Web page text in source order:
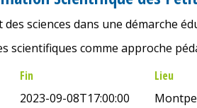
des sciences dans une démarche
scientifiques comme approche
Fin
2023-09-08T17:00:00
Lieu